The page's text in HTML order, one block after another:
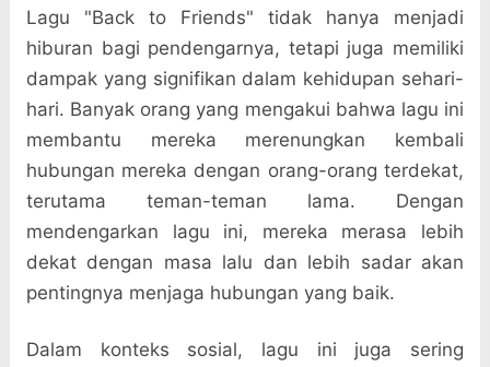
Lagu "Back to Friends" tidak hanya menjadi
hiburan bagi pendengarnya, tetapi juga memiliki
dampak yang signifikan dalam kehidupan sehari-
hari. Banyak orang yang mengakui bahwa lagu ini
membantu mereka merenungkan kembali
hubungan mereka dengan orang-orang terdekat,
terutama teman-teman lama. Dengan
mendengarkan lagu ini, mereka merasa lebih
dekat dengan masa lalu dan lebih sadar akan
pentingnya menjaga hubungan yang baik.
Dalam konteks sosial, lagu ini juga sering